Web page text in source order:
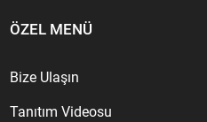
ÖZEL MENÜ
Bize Ulaşın
Tanıtım Videosu